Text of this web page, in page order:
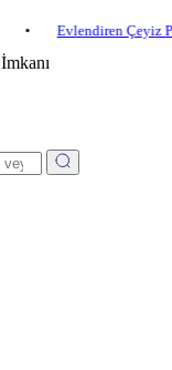
Evlendiren Çeyiz Paketleri
İmkanı